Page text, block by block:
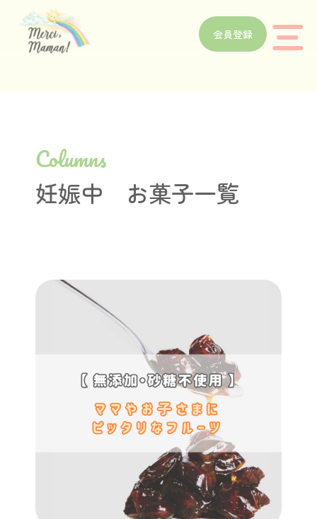
会員登録
Columns
妊娠中 お菓子一覧